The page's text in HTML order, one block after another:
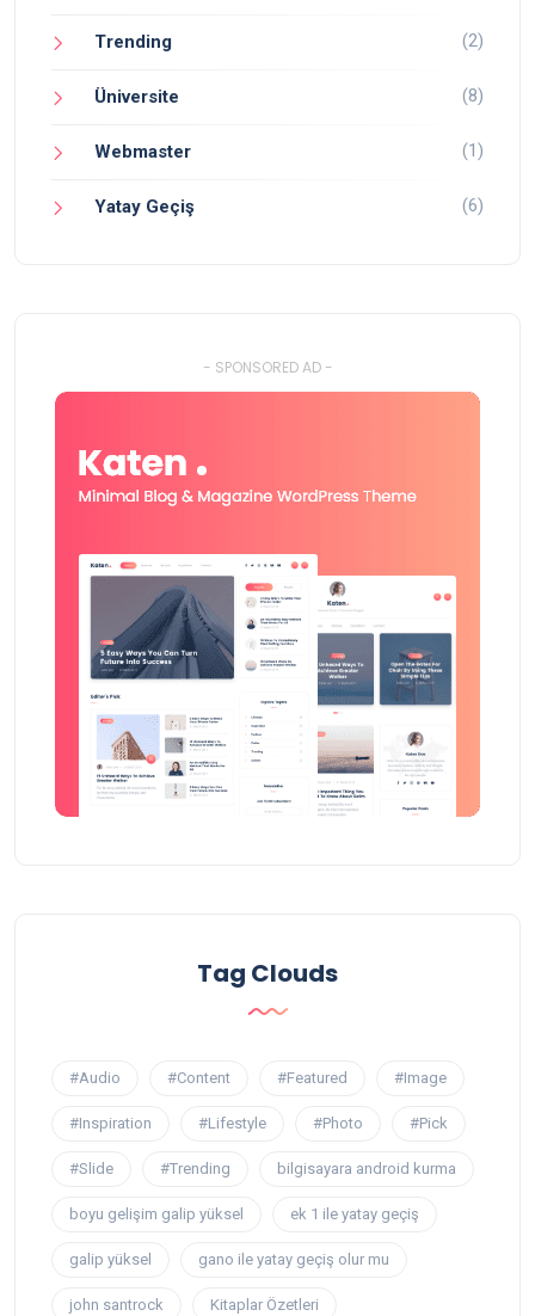
Trending (2)
Üniversite (8)
Webmaster (1)
Yatay Geçiş (6)
- SPONSORED AD -
Tag Clouds
#Audio #Content #Featured #Image
#Inspiration #Lifestyle #Photo #Pick
#Slide #Trending bilgisayara android kurma
boyu gelişim galip yüksel ek 1 ile yatay geçiş
galip yüksel gano ile yatay geçiş olur mu
john santrock Kitaplar Özetleri